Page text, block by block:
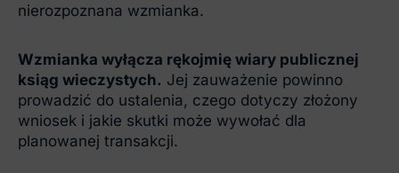
nierozpoznana wzmianka.
Wzmianka wyłącza rękojmię wiary publicznej
ksiąg wieczystych. Jej zauważenie powinno
prowadzić do ustalenia, czego dotyczy złożony
wniosek i jakie skutki może wywołać dla
planowanej transakcji.